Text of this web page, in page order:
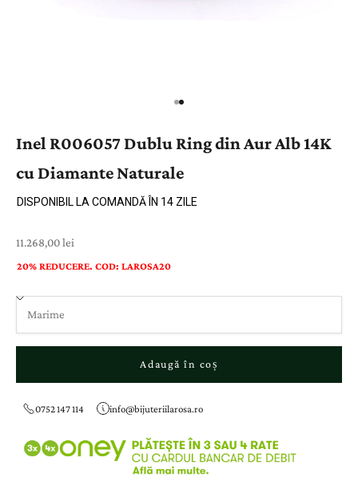
Inel R006057 Dublu Ring din Aur Alb 14K
cu Diamante Naturale
DISPONIBIL LA COMANDĂ ÎN 14 ZILE
Preț cu reducere
11.268,00 lei
20% REDUCERE. COD: LAROSA20
Adaugă în coș
0752 147 114 info@bijuteriilarosa.ro